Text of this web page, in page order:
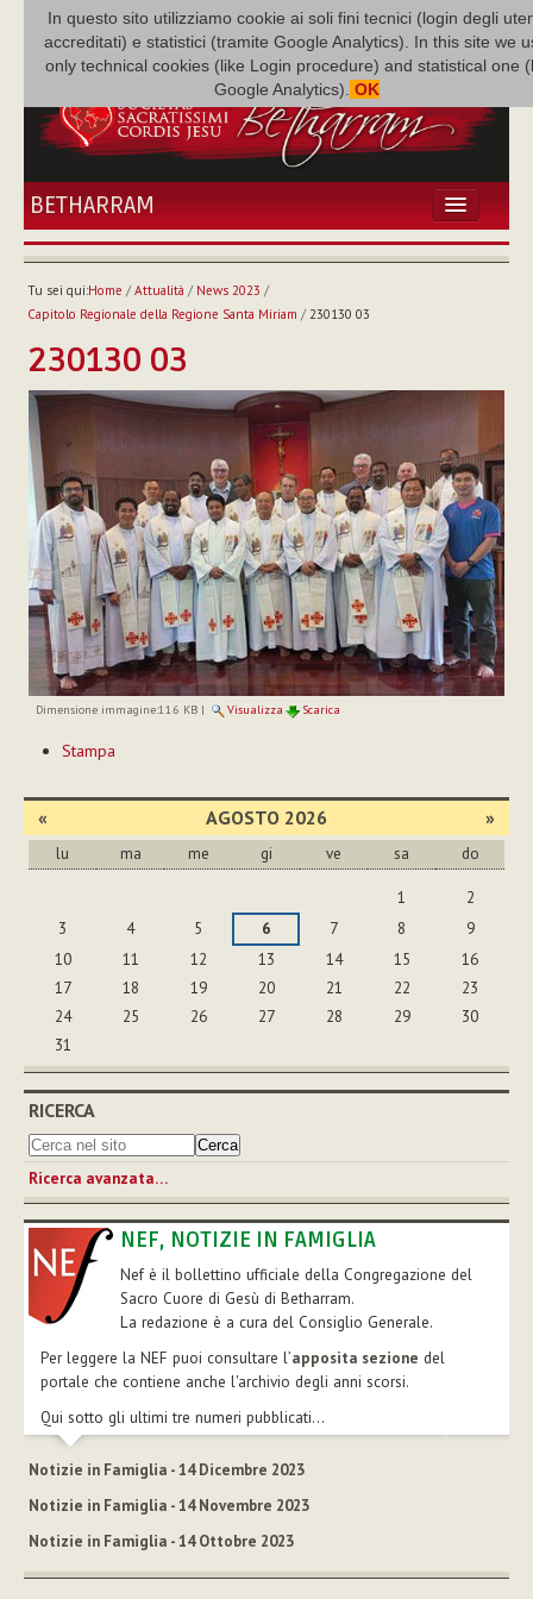
In questo sito utilizziamo cookie ai soli fini tecnici (login degli
accreditati) e statistici (tramite Google Analytics). In this site we
only technical cookies (like Login procedure) and statistical one
Google Analytics). OK
BETHARRAM
HOME
BÉTHARRAM
MISSIONE
NEF
MEDIATECA
P. AUGUSTO ETCHECOPAR
Tu sei qui:Home / Attualità / News 2023 /
Capitolo Regionale della Regione Santa Miriam / 230130 03
230130 03
Dimensione immagine:116 KB| Visualizza Scarica
sul
Stampa
« AGOSTO 2026 »
lu ma me gi ve sa do
1
2
3
4 5 6 7 8
9
10
11 12 13 14 15
16
17
18 19 20 21 22
23
24
25 26 27 28 29
30
31
RICERCA
Ricerca avanzata…
NEF, NOTIZIE IN FAMIGLIA
Nef è il bollettino ufficiale della Congregazione del
Sacro Cuore di Gesù di Betharram.
La redazione è a cura del Consiglio Generale.
Per leggere la NEF puoi consultare l’apposita sezione del
portale che contiene anche l'archivio degli anni scorsi.
Qui sotto gli ultimi tre numeri pubblicati...
Notizie in Famiglia - 14 Dicembre 2023
Notizie in Famiglia - 14 Novembre 2023
Notizie in Famiglia - 14 Ottobre 2023